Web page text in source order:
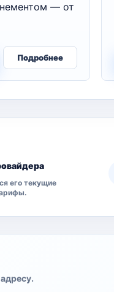
— от
Подробнее
его текущие